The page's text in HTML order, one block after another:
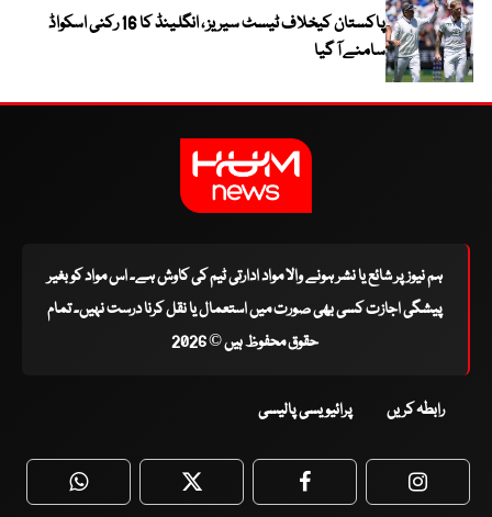
پاکستان کیخلاف ٹیسٹ سیریز ، انگلینڈ کا 16 رکنی اسکواڈ
سامنے آ گیا
ہم نیوز پر شائع یا نشر ہونے والا مواد ادارتی ٹیم کی کاوش ہے۔ اس مواد کو بغیر
پیشگی اجازت کسی بھی صورت میں استعمال یا نقل کرنا درست نہیں۔ تمام
حقوق محفوظ ہیں © 2026
رابطہ کریں پرائیویسی پالیسی
WhatsApp Twitter Facebook